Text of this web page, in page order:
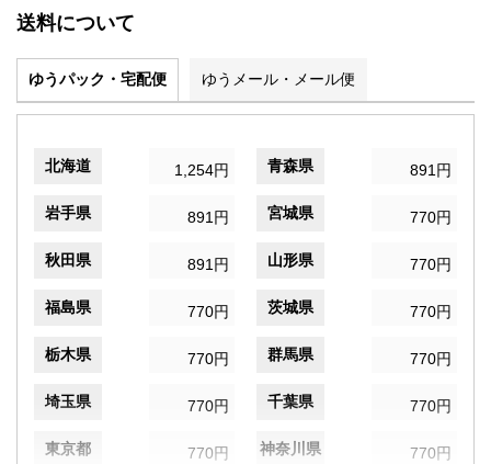
送料について
ゆうパック・宅配便 ゆうメール・メール便
北海道 1,254円 青森県 891円
岩手県 891円 宮城県 770円
秋田県 891円 山形県 770円
福島県 770円 茨城県 770円
栃木県 770円 群馬県 770円
埼玉県 770円 千葉県 770円
東京都 770円 神奈川県 770円